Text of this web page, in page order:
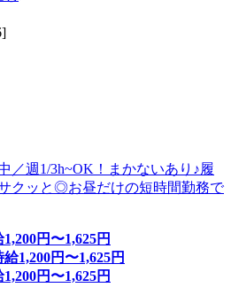
／週1/3h~OK！まかないあり♪履
クッと◎お昼だけの短時間勤務で
1,200円〜1,625円
給1,200円〜1,625円
1,200円〜1,625円